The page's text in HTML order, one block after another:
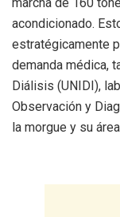
acondicionado.
estratégicamente
demanda médica,
Diálisis (UNIDI),
Observación y
la morgue y su